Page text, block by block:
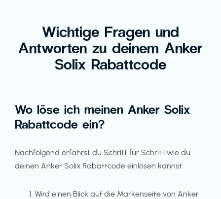
Wichtige Fragen und
Antworten zu deinem Anker
Solix Rabattcode
Wo löse ich meinen Anker Solix
Rabattcode ein?
Nachfolgend erfährst du Schritt für Schritt wie du
deinen Anker Solix Rabattcode einlösen kannst:
Wird einen Blick auf die Markenseite von Anker